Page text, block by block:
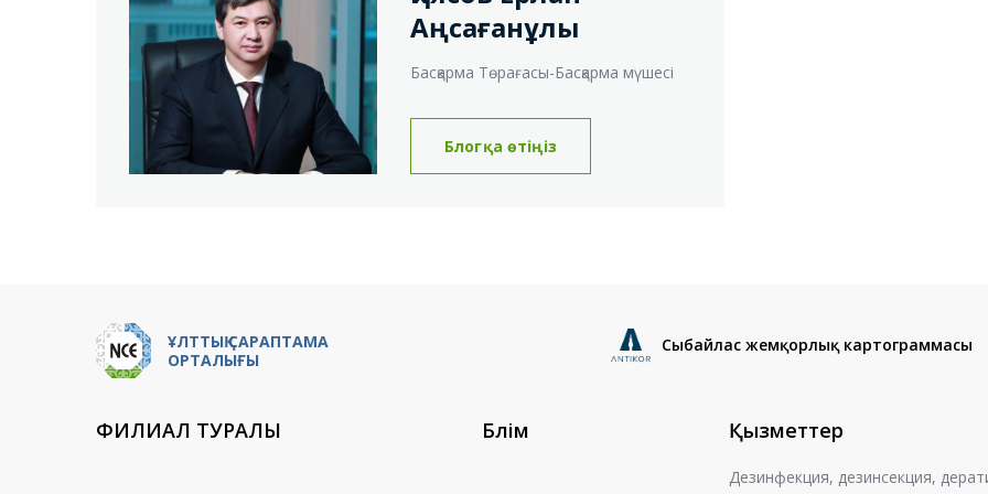
Аңсағанұлы
Басқарма Төрағасы-Басқарма мүшесі
Блогқа өтіңіз
ҰЛТТЫҚ САРАПТАМА
ОРТАЛЫҒЫ
Сыбайлас жемқорлық картограммасы
ФИЛИАЛ ТУРАЛЫ Бөлім Қызметтер
Дезинфекция, дезинсекция,